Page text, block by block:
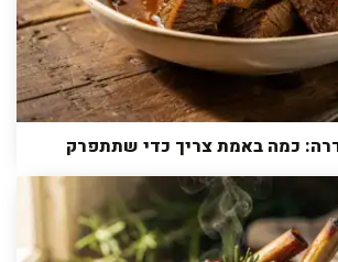
כמה באמת צריך כדי שתתפרק